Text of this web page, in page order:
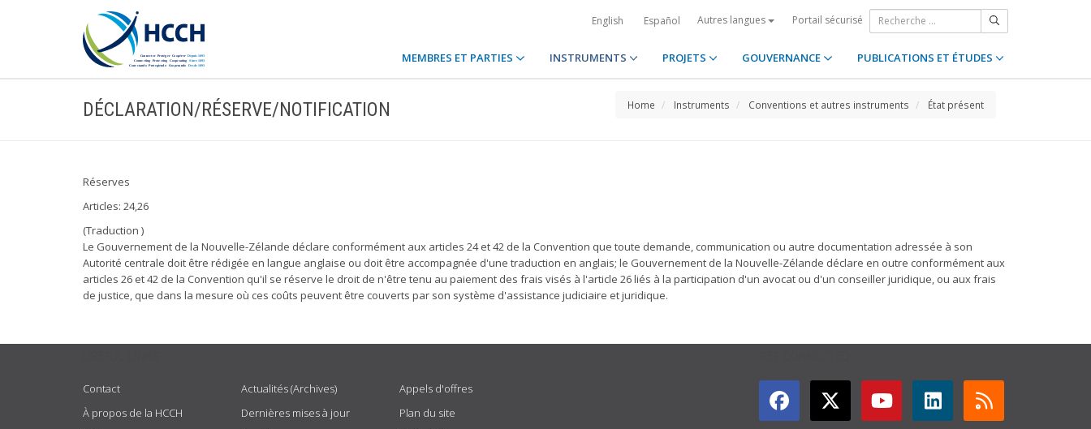
English Español Autres langues Portail sécurisé
MEMBRES ET PARTIES INSTRUMENTS PROJETS GOUVERNANCE PUBLICATIONS ET ÉTUDES
DÉCLARATION/RÉSERVE/NOTIFICATION Home Instruments Conventions et autres instruments État présent
Réserves
Articles: 24,26
(Traduction )
Le Gouvernement de la Nouvelle-Zélande déclare conformément aux articles 24 et 42 de la Convention que toute demande, communication ou autre documentation adressée à son
Autorité centrale doit être rédigée en langue anglaise ou doit être accompagnée d'une traduction en anglais; le Gouvernement de la Nouvelle-Zélande déclare en outre conformément aux
articles 26 et 42 de la Convention qu'il se réserve le droit de n'être tenu au paiement des frais visés à l'article 26 liés à la participation d'un avocat ou d'un conseiller juridique, ou aux frais
de justice, que dans la mesure où ces coûts peuvent être couverts par son système d'assistance judiciaire et juridique.
Contact
À propos de la HCCH
Actualités (Archives)
Dernières mises à jour
Appels d'offres
Plan du site